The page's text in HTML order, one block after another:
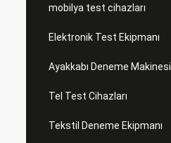
mobilya test cihazları
Elektronik Test Ekipmanı
Ayakkabı Deneme Makinesi
Tel Test Cihazları
Tekstil Deneme Ekipmanı